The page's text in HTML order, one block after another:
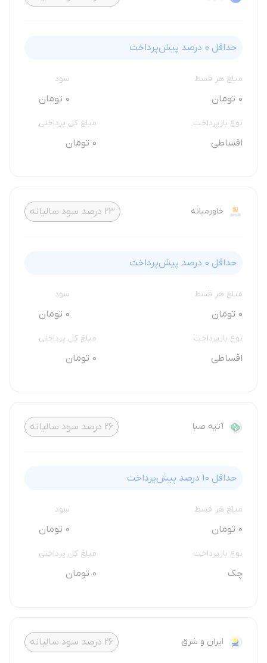
حداقل 0 درصد پیش‌پرداخت
مبلغ هر قسط
0 تومان
سود
0 تومان
نوع بازپرداخت
اقساطی
مبلغ کل پرداختی
0 تومان
خاورمیانه 23 درصد سود سالیانه
حداقل 0 درصد پیش‌پرداخت
مبلغ هر قسط
0 تومان
سود
0 تومان
نوع بازپرداخت
اقساطی
مبلغ کل پرداختی
0 تومان
آتیه صبا 26 درصد سود سالیانه
حداقل 10 درصد پیش‌پرداخت
مبلغ هر قسط
0 تومان
سود
0 تومان
نوع بازپرداخت
چک
مبلغ کل پرداختی
0 تومان
ایران و شرق 26 درصد سود سالیانه